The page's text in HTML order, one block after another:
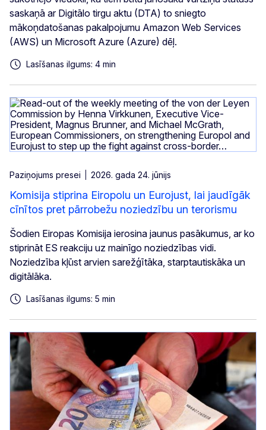
saskaņā ar Digitālo tirgu aktu (DTA) to sniegto
mākoņdatošanas pakalpojumu Amazon Web Services
(AWS) un Microsoft Azure (Azure) dēļ.
Lasīšanas ilgums: 4 min
Paziņojums presei 2026. gada 24. jūnijs
Komisija stiprina Eiropolu un Eurojust, lai jaudīgāk
cīnītos pret pārrobežu noziedzību un terorismu
Šodien Eiropas Komisija ierosina jaunus pasākumus, ar ko
stiprināt ES reakciju uz mainīgo noziedzības vidi.
Noziedzība kļūst arvien sarežģītāka, starptautiskāka un
digitālāka.
Lasīšanas ilgums: 5 min